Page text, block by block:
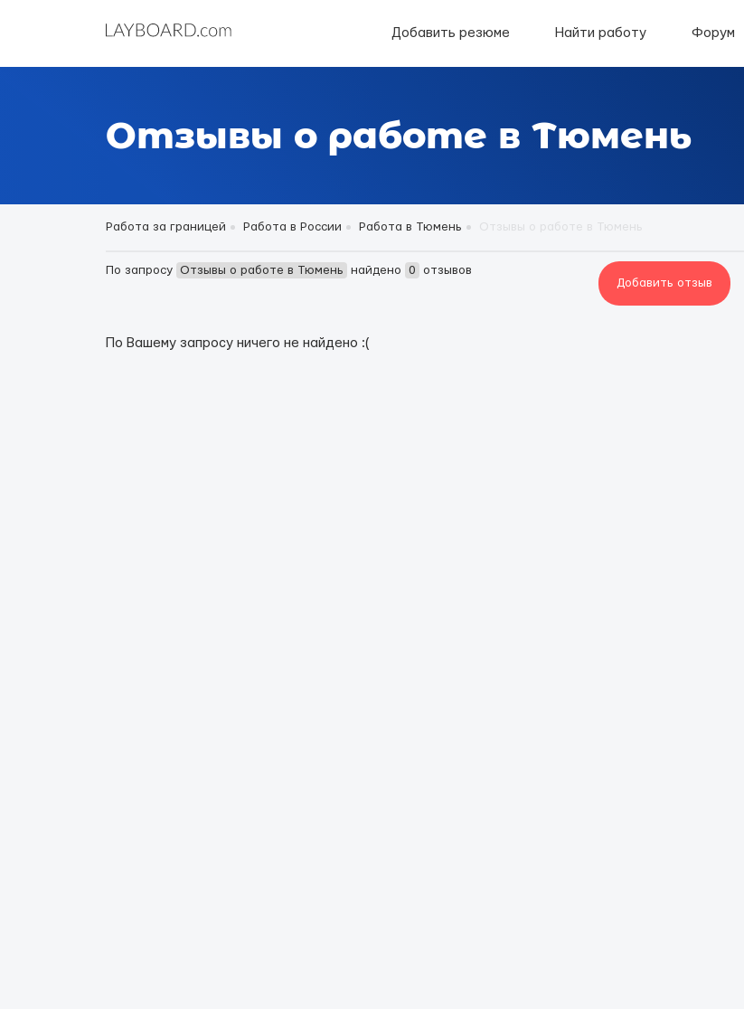
Добавить резюме Найти работу Форум
Отзывы о работе в Тюмень
Работа за границей Работа в России Работа в Тюмень
По запросу Отзывы о работе в Тюмень найдено 0
отзывов
Добавить отзыв
По Вашему запросу ничего не найдено :(